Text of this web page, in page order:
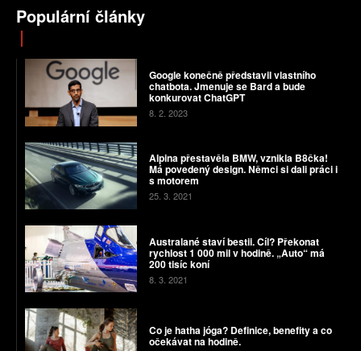
Populární články
Google konečně představil vlastního
chatbota. Jmenuje se Bard a bude
konkurovat ChatGPT
8. 2. 2023
Alpina přestavěla BMW, vznikla B8čka!
Má povedený design. Němci si dali práci i
s motorem
25. 3. 2021
Australané staví bestii. Cíl? Překonat
rychlost 1 000 mil v hodině. „Auto“ má
200 tisíc koní
8. 3. 2021
Co je hatha jóga? Definice, benefity a co
očekávat na hodině.